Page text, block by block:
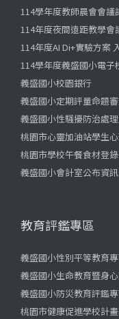
114學年度教師晨會會議
114年度夜間遠距教學會
114年度AI Di+實驗方案
114學年度義盛國小電子
義盛國小校園銀行
義盛國小定期評量命題
義盛國小性騷擾防治處
桃園市心靈加油站學生
桃園市學校午餐食材登
義盛國小會計室公布資訊
教育評鑑專區
義盛國小性別平等教育
義盛國小生命教育暨身
義盛國小防災教育評鑑
桃園市健康促進學校計